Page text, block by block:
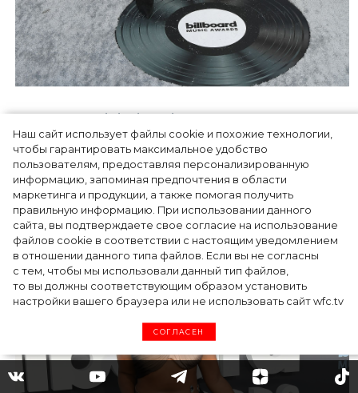
Наш сайт использует файлы cookie и похожие технологии,
чтобы гарантировать максимальное удобство
пользователям, предоставляя персонализированную
информацию, запоминая предпочтения в области
маркетинга и продукции, а также помогая получить
правильную информацию. При использовании данного
сайта, вы подтверждаете свое согласие на использование
файлов cookie в соответствии с настоящим уведомлением
в отношении данного типа файлов. Если вы не согласны
с тем, чтобы мы использовали данный тип файлов,
то вы должны соответствующим образом установить
настройки вашего браузера или не использовать сайт wfc.tv
СОГЛАСЕН
Источник: Global Look Press
Megan Thee Stallionв наряде Mugler.